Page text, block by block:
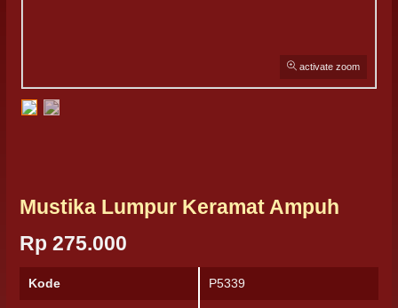
activate zoom
Mustika Lumpur Keramat Ampuh
Rp 275.000
Kode P5339